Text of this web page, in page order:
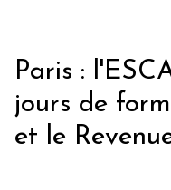
Paris :
jours de
et le